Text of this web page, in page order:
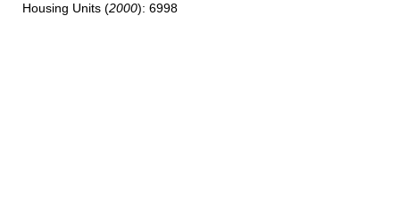
Housing Units (2000): 6998